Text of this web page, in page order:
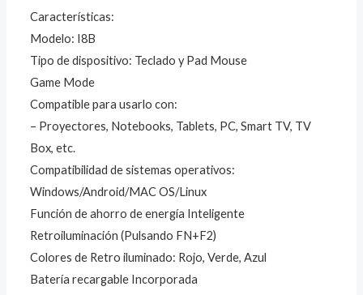
Características:
Modelo: I8B
Tipo de dispositivo: Teclado y Pad Mouse
Game Mode
Compatible para usarlo con:
– Proyectores, Notebooks, Tablets, PC, Smart TV, TV
Box, etc.
Compatibilidad de sistemas operativos:
Windows/Android/MAC OS/Linux
Función de ahorro de energía Inteligente
Retroiluminación (Pulsando FN+F2)
Colores de Retro iluminado: Rojo, Verde, Azul
Batería recargable Incorporada